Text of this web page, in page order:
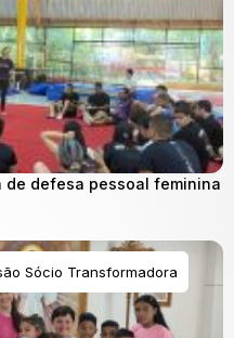
de defesa pessoal feminina
Sócio Transformadora